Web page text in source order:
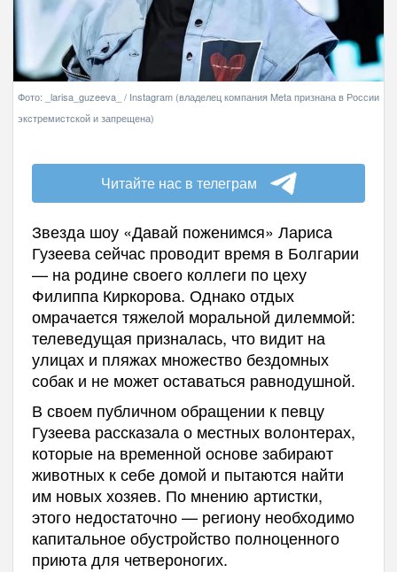
Фото: _larisa_guzeeva_ / Instagram (владелец компания Meta признана в России
экстремистской и запрещена)
Читайте нас в телеграм
Звезда шоу «Давай поженимся» Лариса
Гузеева сейчас проводит время в Болгарии
— на родине своего коллеги по цеху
Филиппа Киркорова. Однако отдых
омрачается тяжелой моральной дилеммой:
телеведущая призналась, что видит на
улицах и пляжах множество бездомных
собак и не может оставаться равнодушной.
В своем публичном обращении к певцу
Гузеева рассказала о местных волонтерах,
которые на временной основе забирают
животных к себе домой и пытаются найти
им новых хозяев. По мнению артистки,
этого недостаточно — региону необходимо
капитальное обустройство полноценного
приюта для четвероногих.